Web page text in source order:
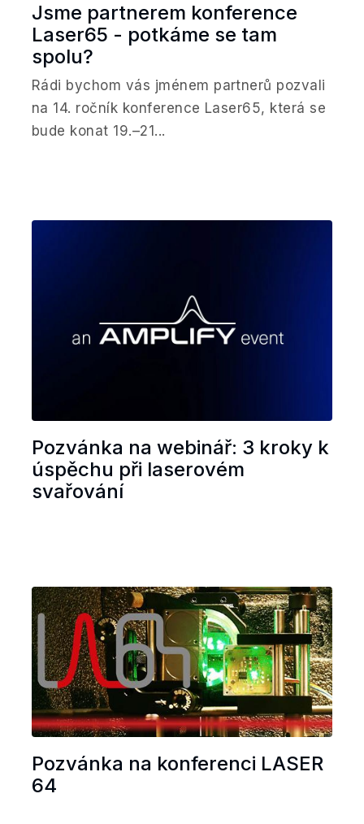
Jsme partnerem konference
Laser65 - potkáme se tam
spolu?
Rádi bychom vás jménem partnerů pozvali
na 14. ročník konference Laser65, která se
bude konat 19.–21...
Pozvánka na webinář: 3 kroky k
úspěchu při laserovém
svařování
Pozvánka na konferenci LASER
64